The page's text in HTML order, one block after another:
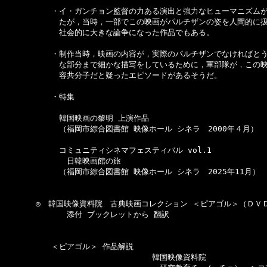
・イ・ガンチョン監督の力ある演出と強力なヒューマニズムが
たが，当時，一部でこの映画がパルチザンの姿を人間的に扱
社会的に大きな論争になった作品でもある。
・制作当時，映画の内容が，実際のパルチザンでなければとう
な部分まで細かな描写をしているために，軍部隊が，この映
容共分子だと疑ったエピソードがあるそうだ。
・特集
韓国映画の黎明 上演作品
（福岡市綜合図書館 映像ホール シネラ　2000年４月）
コミュニティシネマフェスティバル vol.1
日韓映画館の旅
（福岡市綜合図書館 映像ホール シネラ　2025年11月）
◎　韓国映像資料院　古典映画コレクション ＜ピアゴル＞（ＤＶ
添付 ブックレットから 翻訳
＜ピアゴル＞ 作品解説
韓国映像資料院